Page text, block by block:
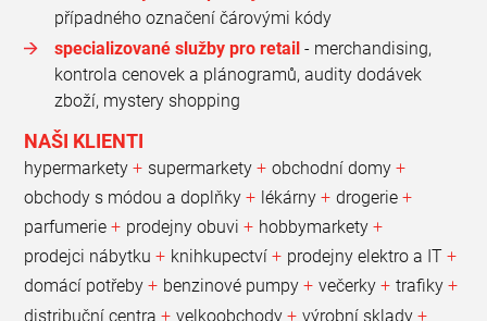
případného označení čárovými kódy
specializované služby pro retail- merchandising,
kontrola cenovek a plánogramů, audity dodávek
zboží, mystery shopping
NAŠI KLIENTI
hypermarkety supermarkety
obchodní domy
obchody s módou a doplňky
lékárny
drogerie
parfumerie
prodejny obuvi
hobbymarkety
prodejci nábytku
knihkupectví
prodejny elektro a IT
domácí potřeby
benzinové pumpy večerky
trafiky
distribuční centra
velkoobchody výrobní sklady